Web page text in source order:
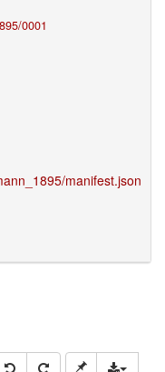
0001
manifest.json